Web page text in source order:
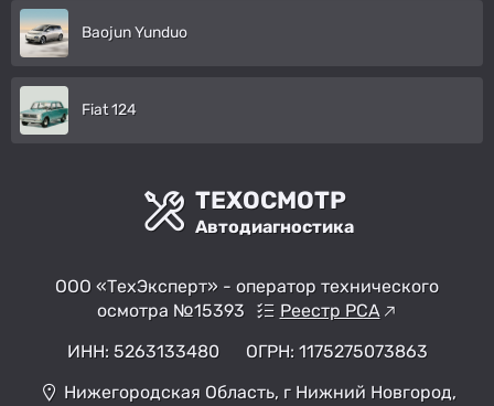
Baojun Yunduo
Fiat 124
ТЕХОСМОТР
Автодиагностика
ООО «ТехЭксперт» - оператор технического
осмотра №15393
Реестр РСА
ИНН: 5263133480
ОГРН: 1175275073863
Нижегородская Область, г Нижний Новгород,